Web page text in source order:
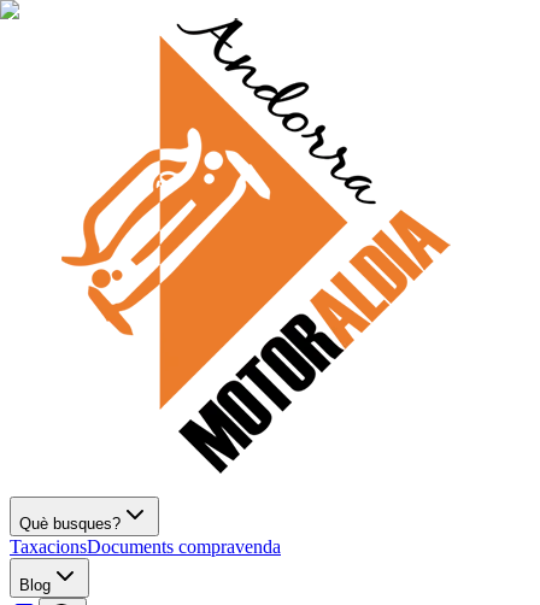
Què busques?
TaxacionsDocuments compravenda
Blog